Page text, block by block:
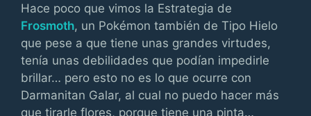
Hace poco que vimos la Estrategia de
Frosmoth, un Pokémon también de Tipo Hielo
que pese a que tiene unas grandes virtudes,
tenía unas debilidades que podían impedirle
brillar… pero esto no es lo que ocurre con
Darmanitan Galar, al cual no puedo hacer más
que tirarle flores, porque tiene una pinta…